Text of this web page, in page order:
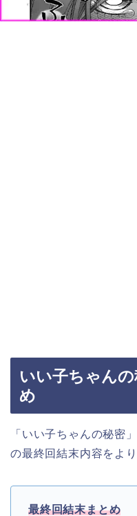
いい子ちゃん
め
「いい子ちゃんの秘密
の最終回結末内容をよ
最終回結末まとめ